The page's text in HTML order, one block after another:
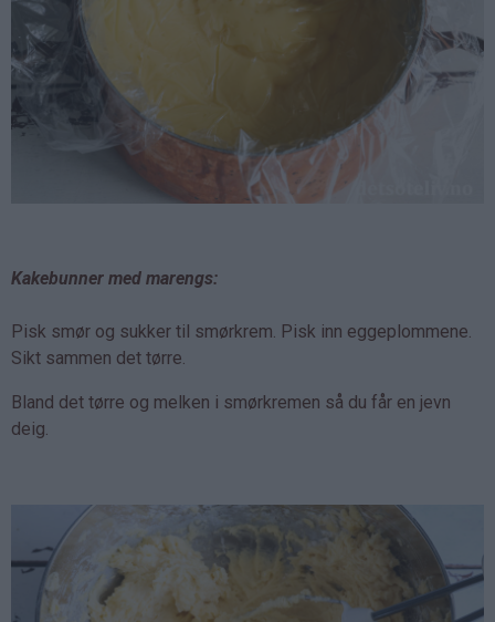
Kakebunner med marengs:
Pisk smør og sukker til smørkrem. Pisk inn eggeplommene.
Sikt sammen det tørre.
Bland det tørre og melken i smørkremen så du får en jevn
deig.